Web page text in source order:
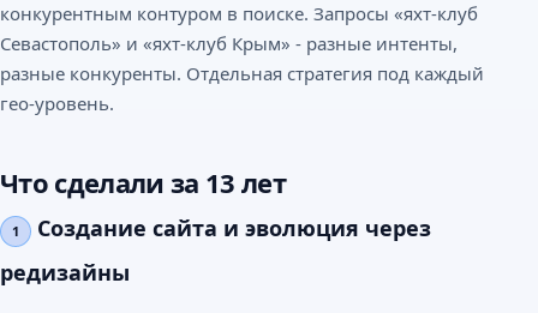
конкурентным контуром в поиске. Запросы «яхт-клуб
Севастополь» и «яхт-клуб Крым» - разные интенты,
разные конкуренты. Отдельная стратегия под каждый
гео-уровень.
Что сделали за 13 лет
1
Создание сайта и эволюция через
редизайны